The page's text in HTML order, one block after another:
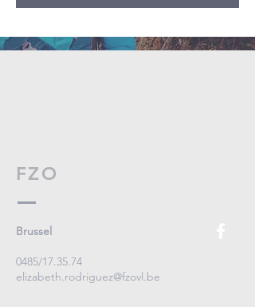
FZO
Brussel
0485/17.35.74
elizabeth.rodriguez@fzovl.be